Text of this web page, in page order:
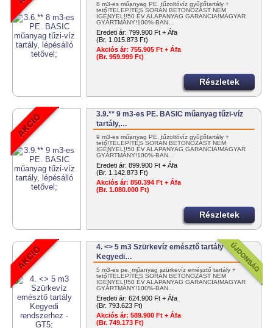
8 m3-es műanyag PE. tűzoltóvíz gyűjtőtartály +
tető!TELEPÍTÉS SORÁN BETONOZÁST NEM
IGÉNYEL!!50 ÉV ALAPANYAG GARANCIA!MAGYAR
GYÁRTMÁNY!100%-BAN…
Eredeti ár: 799.900 Ft + Áfa
(Br. 1.015.873 Ft)
Akciós ár: 755.905 Ft + Áfa
(Br. 959.999 Ft)
Részletek
3.9.** 9 m3-es PE. BASIC műanyag tűzi-víz
tartály,…
9 m3-es műanyag PE. tűzoltóvíz gyűjtőtartály +
tető!TELEPÍTÉS SORÁN BETONOZÁST NEM
IGÉNYEL!!50 ÉV ALAPANYAG GARANCIA!MAGYAR
GYÁRTMÁNY!100%-BAN…
Eredeti ár: 899.900 Ft + Áfa
(Br. 1.142.873 Ft)
Akciós ár: 850.394 Ft + Áfa
(Br. 1.080.000 Ft)
Részletek
4. <> 5 m3 Szürkevíz emésztő tartály
Kegyedi…
5 m3-es pe. műanyag szürkevíz emésztő tartály +
tető!TELEPÍTÉS SORÁN BETONOZÁST NEM
IGÉNYEL!!50 ÉV ALAPANYAG GARANCIA!MAGYAR
GYÁRTMÁNY!100%-BAN…
Eredeti ár: 624.900 Ft + Áfa
(Br. 793.623 Ft)
Akciós ár: 589.900 Ft + Áfa
(Br. 749.173 Ft)